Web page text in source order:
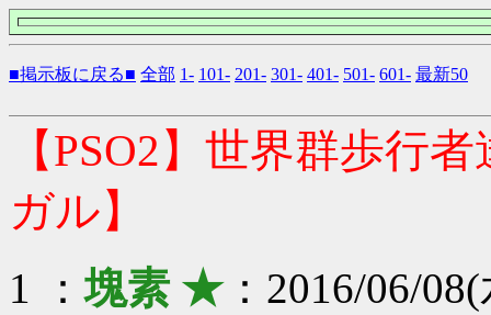
■掲示板に戻る■ 全部 1- 101- 201- 301- 401- 501- 601- 最新50
【PSO2】世界群歩行
ガル】
1 ：塊素 ★：2016/06/